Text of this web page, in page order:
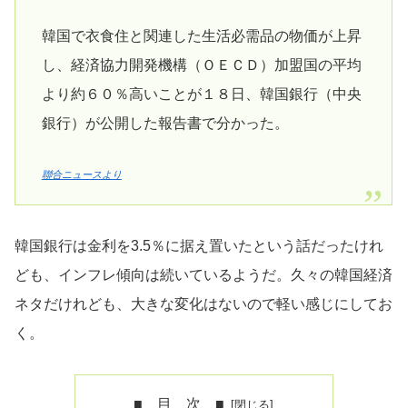
韓国で衣食住と関連した生活必需品の物価が上昇
し、経済協力開発機構（ＯＥＣＤ）加盟国の平均
より約６０％高いことが１８日、韓国銀行（中央
銀行）が公開した報告書で分かった。
聯合ニュースより
韓国銀行は金利を3.5％に据え置いたという話だったけれ
ども、インフレ傾向は続いているようだ。久々の韓国経済
ネタだけれども、大きな変化はないので軽い感じにしてお
く。
■ 目 次 ■